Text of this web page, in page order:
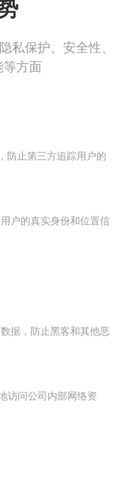
私保护、安全性、
方面
防止第三方追踪用户的
户的真实身份和位置信
据，防止黑客和其他恶
访问公司内部网络资